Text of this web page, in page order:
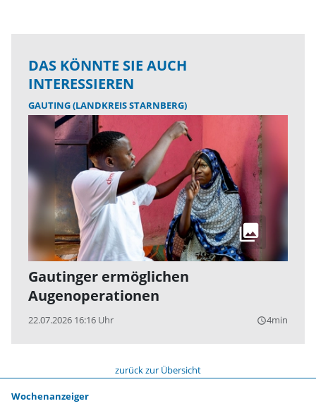
DAS KÖNNTE SIE AUCH
INTERESSIEREN
GAUTING (LANDKREIS STARNBERG)
Gautinger ermöglichen
Augenoperationen
22.07.2026 16:16 Uhr query_builder4min
zurück zur Übersicht
Wochenanzeiger